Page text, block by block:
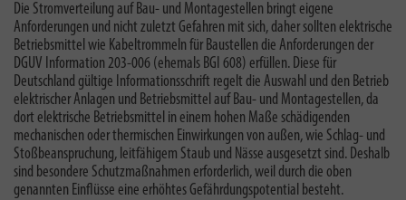
Die Stromverteilung auf Bau- und Montagestellen bringt eigene
Anforderungen und nicht zuletzt Gefahren mit sich, daher sollten elektrische
Betriebsmittel wie Kabeltrommeln für Baustellen die Anforderungen der
DGUV Information 203-006 (ehemals BGI 608) erfüllen. Diese für
Deutschland gültige Informationsschrift regelt die Auswahl und den Betrieb
elektrischer Anlagen und Betriebsmittel auf Bau- und Montagestellen, da
dort elektrische Betriebsmittel in einem hohen Maße schädigenden
mechanischen oder thermischen Einwirkungen von außen, wie Schlag- und
Stoßbeanspruchung, leitfähigem Staub und Nässe ausgesetzt sind. Deshalb
sind besondere Schutzmaßnahmen erforderlich, weil durch die oben
genannten Einflüsse eine erhöhtes Gefährdungspotential besteht.